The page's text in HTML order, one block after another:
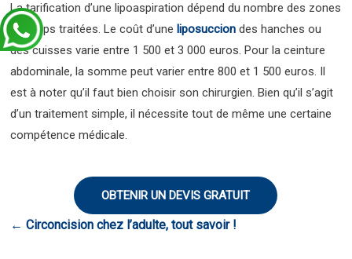
La tarification d’une lipoaspiration dépend du nombre des zones
du corps traitées. Le coût d’uneliposuccion des hanches ou
des cuisses varie entre 1 500 et 3 000 euros. Pour la ceinture
abdominale, la somme peut varier entre 800 et 1 500 euros. Il
est à noter qu’il faut bien choisir son chirurgien. Bien qu’il s’agit
d’un traitement simple, il nécessite tout de même une certaine
compétence médicale.
OBTENIR UN DEVIS GRATUIT
← Circoncision chez l’adulte, tout savoir !